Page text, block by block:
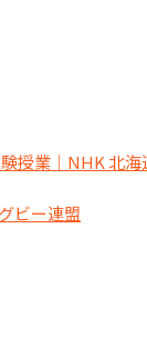
授業｜NHK 北海
ビー連盟